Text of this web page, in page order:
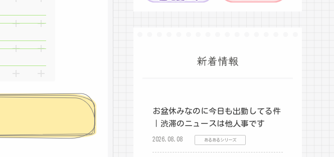
新着情報
お盆休みなのに今日も出勤してる件
｜渋滞のニュースは他人事です
2026.08.08 あるあるシリーズ